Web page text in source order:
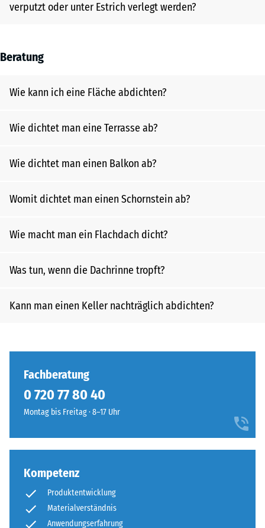
verputzt oder unter Estrich verlegt werden?
Beratung
Wie kann ich eine Fläche abdichten?
Wie dichtet man eine Terrasse ab?
Wie dichtet man einen Balkon ab?
Womit dichtet man einen Schornstein ab?
Wie macht man ein Flachdach dicht?
Was tun, wenn die Dachrinne tropft?
Kann man einen Keller nachträglich abdichten?
Fachberatung
0 720 77 80 40
Montag bis Freitag · 8–17 Uhr
Kompetenz
Produktentwicklung
Materialverständnis
Anwendungserfahrung